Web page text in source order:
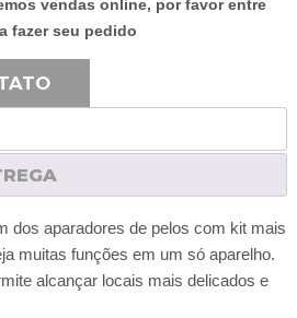
vendas online, por favor entre
fazer seu pedido
dos aparadores de pelos com kit mais
muitas funções em um só aparelho.
alcançar locais mais delicados e